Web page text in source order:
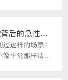
爱护士队伍，
护理，提升开
造一支优秀的护
后的急性喉
这样的场景：
像平常那样清